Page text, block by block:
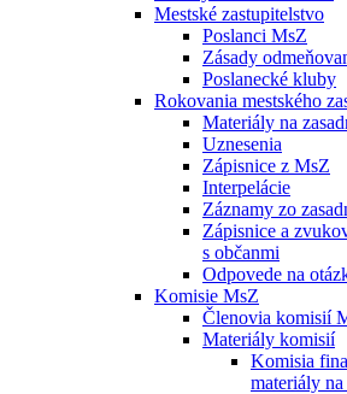
Mestské zastupitelstvo
Poslanci MsZ
Zásady
Poslanecké kluby
Rokovania mestského
Materiály na
Uznesenia
Zápisnice z MsZ
Interpelácie
Záznamy zo
Zápisnice a
s občanmi
Odpovede na
Komisie MsZ
Členovia komisií
Materiály komisií
Komisia
materiály